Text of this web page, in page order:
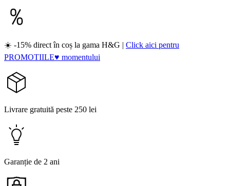
☀️ -15% direct în coș la gama H&G | Click aici pentru
PROMOTIILE♥ momentului
Livrare gratuită peste 250 lei
Garanție de 2 ani